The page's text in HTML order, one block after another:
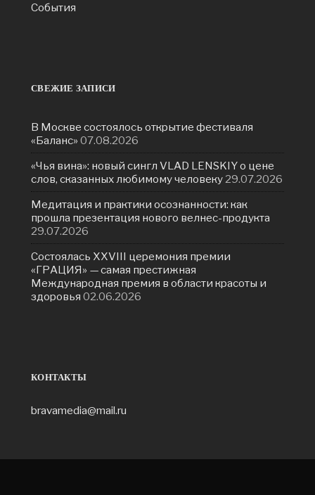
События
СВЕЖИЕ ЗАПИСИ
В Москве состоялось открытие фестиваля
«Баланс» 07.08.2026
«Чья вина»: новый сингл VLAD LENSKIY о цене
слов, сказанных любимому человеку29.07.2026
Медитация и практики осознанности: как
прошла презентация нового велнес-продукта
29.07.2026
Состоялась ХXVIII церемония премии
«ГРАЦИЯ» — самая престижная
Международная премия в области красоты и
здоровья 02.06.2026
КОНТАКТЫ
bravamedia@mail.ru